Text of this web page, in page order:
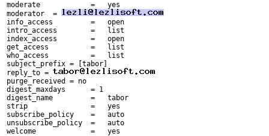
moderate            =   yes
moderator  =
info_access         =   open
intro_access        =   list
index_access        =   open
get_access          =   list
who_access          =   list
subject_prefix = [tabor]
reply_to =
purge_received = no
digest_maxdays      = 1
digest_name         =   tabor
strip               =   yes
subscribe_policy    =   auto
unsubscribe_policy  =   auto
welcome             =   yes